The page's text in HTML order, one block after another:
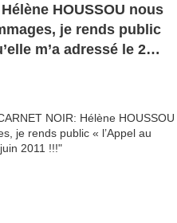
HOUSSOU nous
je rends public
m’a adressé le 28